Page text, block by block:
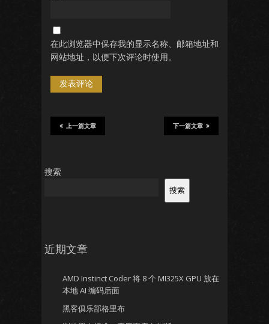
在此浏览器中保存我的显示名称、邮箱地址和
网站地址，以便下次评论时使用。
下一篇文章
上一篇文章
搜索
搜索
近期文章
AMD Instinct Coder 将 8 个 MI325X GPU 放在
本地 AI 编码后面
黑客俱乐部格里布